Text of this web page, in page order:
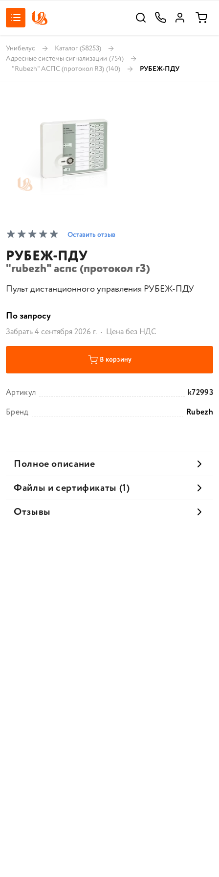
Унибелус Каталог (58253)
Адресные системы сигнализации (754)
"Rubezh" АСПС (протокол R3) (140) РУБЕЖ-ПДУ
Оставить отзыв
РУБЕЖ-ПДУ
"rubezh" аспс (протокол r3)
Пульт дистанционного управления РУБЕЖ-ПДУ
По запросу
Забрать 4 сентября 2026 г. Цена без НДС
В корзину
Артикул
k72993
Бренд
Rubezh
Полное описание
Файлы и сертификаты (1)
Отзывы